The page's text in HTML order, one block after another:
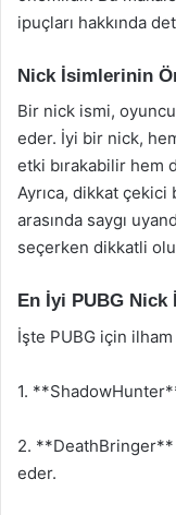
ipuçları hakkında
Nick İsimlerinin
Bir nick ismi,
eder. İyi bir nick,
etki bırakabilir hem
Ayrıca, dikkat çekici
arasında saygı
seçerken dikkatli
En İyi PUBG Nick
İşte PUBG için
1.
2. **DeathBringer**
eder.